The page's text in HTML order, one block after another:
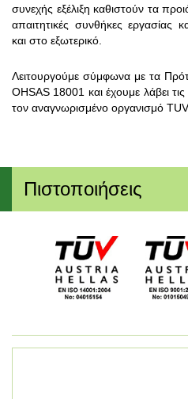
συνεχής εξέλιξη καθιστούν τα
απαιτητικές συνθήκες εργασίας
και στο εξωτερικό.
Λειτουργούμε σύμφωνα με τα
OHSAS 18001 και έχουμε λάβει
τον αναγνωρισμένο οργανισμό
Πιστοποιήσεις